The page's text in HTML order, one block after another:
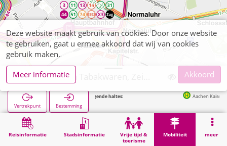
Reisinformatie Stadsinformatie
Vrije tijd &
toerisme
Mobiliteit meer
Vertrekpunt Bestemming
Volgende haltes: Aachen Kaiserplatz in 69m
Mobiliteit Verkoop van tickets Aachen, Kleen Tabakwaren, Zeitschriften
Deze website maakt gebruik van cookies. Door onze website
te gebruiken, gaat u ermee akkoord dat wij van cookies
gebruik maken.
Meer informatie
Akkoord